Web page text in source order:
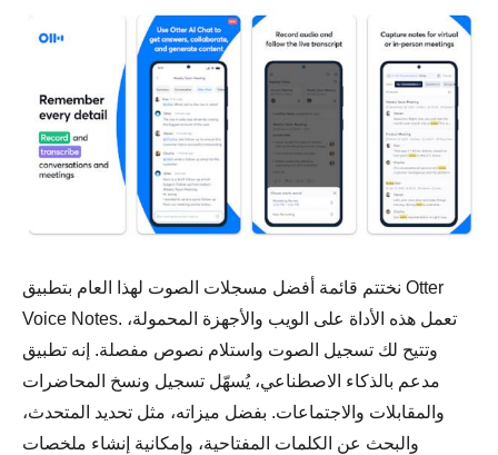
نختتم قائمة أفضل مسجلات الصوت لهذا العام بتطبيق Otter
Voice Notes. تعمل هذه الأداة على الويب والأجهزة المحمولة،
وتتيح لك تسجيل الصوت واستلام نصوص مفصلة. إنه تطبيق
مدعم بالذكاء الاصطناعي، يُسهّل تسجيل ونسخ المحاضرات
والمقابلات والاجتماعات. بفضل ميزاته، مثل تحديد المتحدث،
والبحث عن الكلمات المفتاحية، وإمكانية إنشاء ملخصات